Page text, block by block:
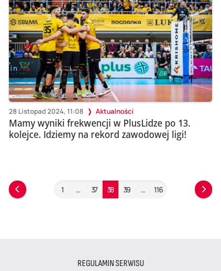
28 Listopad 2024, 11:08 Aktualności
Mamy wyniki frekwencji w PlusLidze po 13.
kolejce. Idziemy na rekord zawodowej ligi!
1 … 37 38 39 … 116
REGULAMIN SERWISU